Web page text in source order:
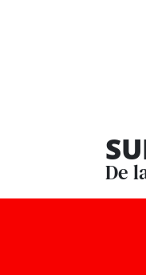
De